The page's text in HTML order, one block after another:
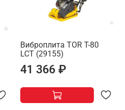
Виброплита TOR T-80
LCT (29155)
41 366 ₽